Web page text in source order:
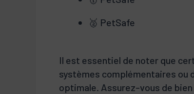
🥈 PetSafe
Il est essentiel de noter que
systèmes complémentaires ou
optimale. Assurez-vous de